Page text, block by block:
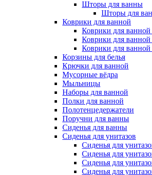
Шторы для ванны
Шторы для
Коврики для ванной
Коврики для ванной
Коврики для ванной
Коврики для
Корзины для белья
Крючки для ванной
Мусорные вёдра
Мыльницы
Наборы для ванной
Полки для ванной
Полотенцедержатели
Поручни для ванны
Сиденья для ванны
Сиденья для унитазов
Сиденья для
Сиденья для
Сиденья для
Сиденья для